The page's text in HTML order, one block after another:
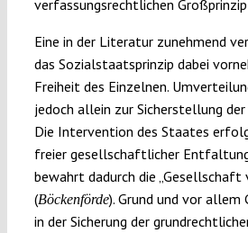
verfassungsrechtlichen
Eine in der Literatur zunehmend
das Sozialstaatsprinzip dabei
Freiheit des Einzelnen.
jedoch allein zur Sicherstellung
Die Intervention des Staates
freier gesellschaftlicher
bewahrt dadurch die „Gesellschaft
(Böckenförde). Grund und vor
in der Sicherung der